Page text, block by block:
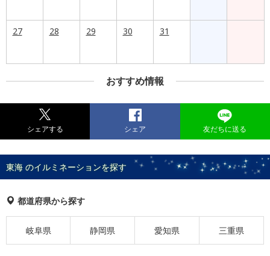
27 28 29 30 31
おすすめ情報
シェアする シェア 友だちに送る
東海 のイルミネーションを探す
都道府県から探す
岐阜県 静岡県 愛知県 三重県